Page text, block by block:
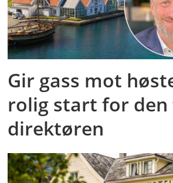
Gir gass mot
rolig start for den
direktøren